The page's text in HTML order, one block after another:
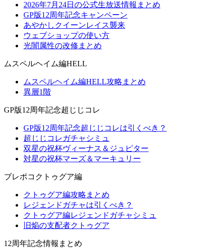
2026年7月24日の公式生放送情報まとめ
GP版12周年記念キャンペーン
あやかしクイーンレイス襲来
ウェブショップの使い方
光闇属性の改修まとめ
ムスペルヘイム編HELL
ムスペルヘイム編HELL攻略まとめ
異層1階
GP版12周年記念超じじコレ
GP版12周年記念超じじコレは引くべき？
超じじコレガチャシミュ
双星の祝杯ヴィーナス＆ジュピター
対星の祝杯マーズ＆マーキュリー
ブレポコクトゥグア編
クトゥグア編攻略まとめ
レジェンドガチャは引くべき？
クトゥグア編レジェンドガチャシミュ
旧焔の支配者クトゥグア
12周年記念情報まとめ